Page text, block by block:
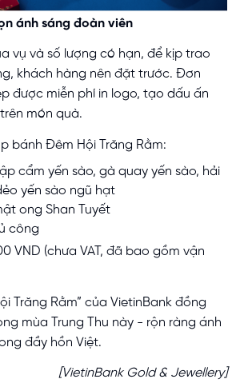
ánh sáng đoàn viên
vụ và số lượng có hạn, để kịp trao
khách hàng nên đặt trước. Đơn
được miễn phí in logo, tạo dấu ấn
món quà.
bánh Đêm Hội Trăng Rằm:
cẩm yến sào, gà quay yến sào, hải
yến sào ngũ hạt
ong Shan Tuyết
công
VND (chưa VAT, đã bao gồm vận
Trăng Rằm” của VietinBank đồng
mùa Trung Thu này - rộn ràng ánh
đầy hồn Việt.
[VietinBank Gold & Jewellery]